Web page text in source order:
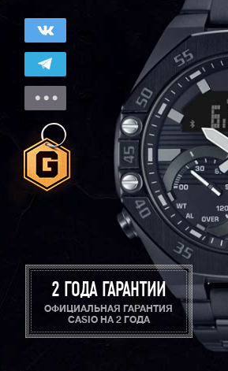
2 ГОДА ГАРАНТИИ
ОФИЦИАЛЬНАЯ ГАРАНТИЯ
CASIO НА 2 ГОДА